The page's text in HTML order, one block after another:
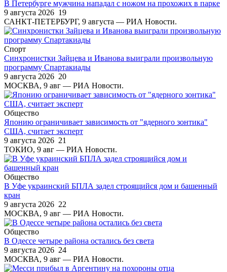
В Петербурге мужчина нападал с ножом на прохожих в парке
9 августа 2026 19
САНКТ-ПЕТЕРБУРГ, 9 августа — РИА Новости.
Спорт
Синхронистки Зайцева и Иванова выиграли произвольную
программу Спартакиады
9 августа 2026 20
МОСКВА, 9 авг — РИА Новости.
Общество
Японию ограничивает зависимость от "ядерного зонтика"
США, считает эксперт
9 августа 2026 21
ТОКИО, 9 авг — РИА Новости.
Общество
В Уфе украинский БПЛА задел строящийся дом и башенный
кран
9 августа 2026 22
МОСКВА, 9 авг — РИА Новости.
Общество
В Одессе четыре района остались без света
9 августа 2026 24
МОСКВА, 9 авг — РИА Новости.